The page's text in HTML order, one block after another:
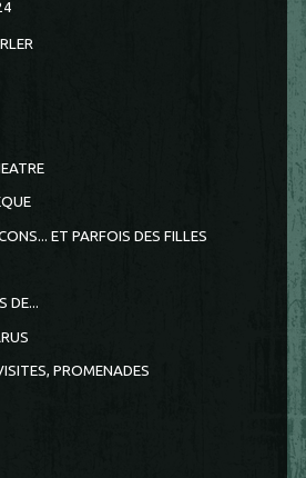
ET PARFOIS DES FILLES
DE...
PROMENADES